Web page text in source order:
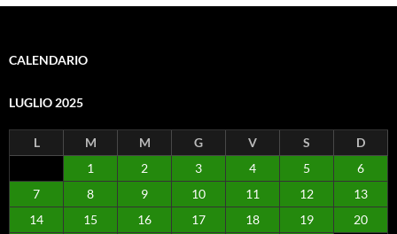
CALENDARIO
LUGLIO 2025
L M M G V S
D
1
2 3 4 5
6
7
8 9 10 11 12
13
14
15 16 17 18 19
20